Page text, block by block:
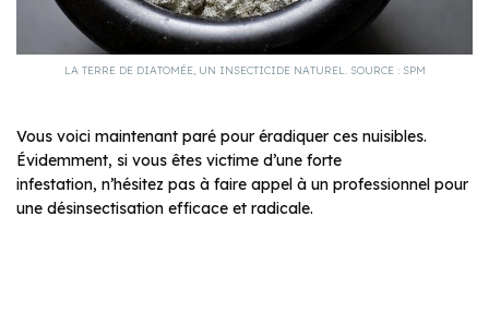
LA TERRE DE DIATOMÉE, UN INSECTICIDE NATUREL. SOURCE : SPM
Vous voici maintenant paré pour éradiquer ces nuisibles.
Évidemment, si vous êtes victime d’une forte
infestation, n’hésitez pas à faire appel à un professionnel pour
une désinsectisation efficace et radicale.